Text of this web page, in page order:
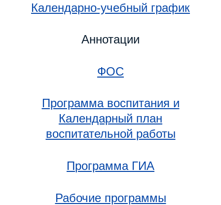
Календарно-учебный график
Аннотации
ФОС
Программа воспитания и
Календарный план
воспитательной работы
Программа ГИА
Рабочие программы